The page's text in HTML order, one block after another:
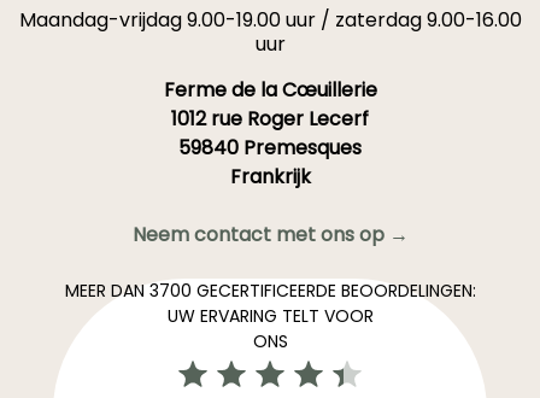
Maandag-vrijdag 9.00-19.00 uur / zaterdag 9.00-16.00
uur
Ferme de la Cœuillerie
1012 rue Roger Lecerf
59840 Premesques
Frankrijk
Neem contact met ons op →
MEER DAN 3700 GECERTIFICEERDE BEOORDELINGEN:
UW ERVARING TELT VOOR
ONS